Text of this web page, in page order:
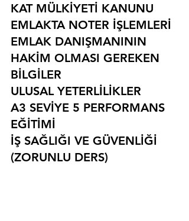
KAT MÜLKİYETİ KANUNU
EMLAKTA NOTER İŞLEMLERİ
EMLAK DANIŞMANININ
HAKİM OLMASI GEREKEN
BİLGİLER
ULUSAL YETERLİLİKLER
A3 SEVİYE 5 PERFORMANS
EĞİTİMİ
İŞ SAĞLIĞI VE GÜVENLİĞİ
(ZORUNLU DERS)